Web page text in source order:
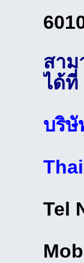
สา
ได้ที่
บริษั
Tel